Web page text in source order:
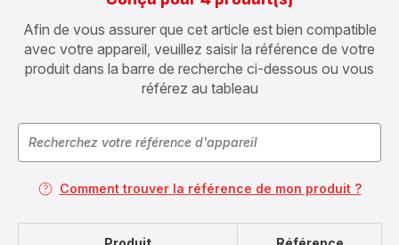
Afin de vous assurer que cet article est bien compatible
avec votre appareil, veuillez saisir la référence de votre
produit dans la barre de recherche ci-dessous ou vous
référez au tableau
Comment trouver la référence de mon produit ?